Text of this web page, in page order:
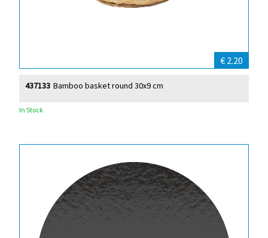
€ 2.20
Bamboo basket round 30x9 cm
437133
In Stock